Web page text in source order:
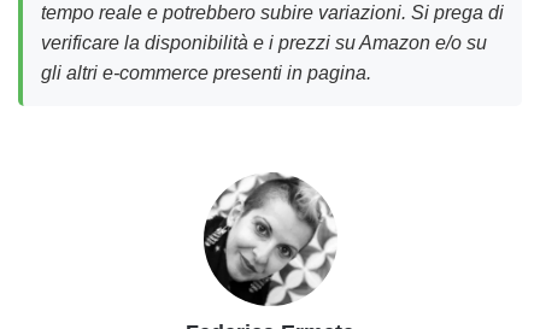
tempo reale e potrebbero subire variazioni. Si prega di
verificare la disponibilità e i prezzi su Amazon e/o su
gli altri e-commerce presenti in pagina.